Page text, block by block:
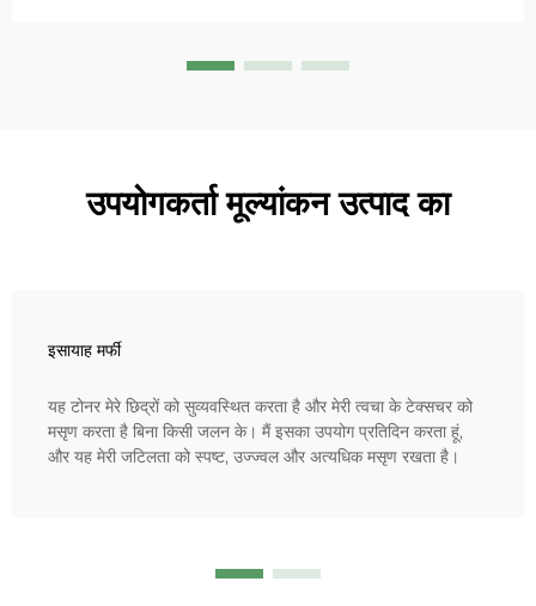
उपयोगकर्ता मूल्यांकन उत्पाद का
इसायाह मर्फी
यह टोनर मेरे छिद्रों को सुव्यवस्थित करता है और मेरी त्वचा के टेक्सचर को
मसृण करता है बिना किसी जलन के। मैं इसका उपयोग प्रतिदिन करता हूं,
और यह मेरी जटिलता को स्पष्ट, उज्ज्वल और अत्यधिक मसृण रखता है।